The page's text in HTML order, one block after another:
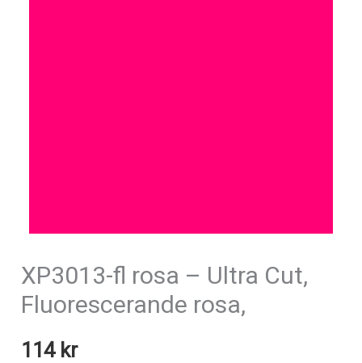
XP3013-fl rosa – Ultra Cut,
Fluorescerande rosa,
114 kr